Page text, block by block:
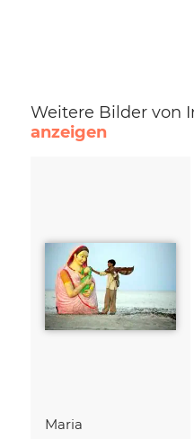
Weitere Bilder von
anzeigen
Maria